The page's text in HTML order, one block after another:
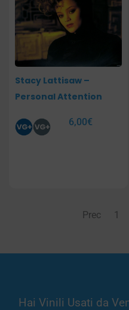
Stacy Lattisaw –
Personal Attention
6,00€
Prec 1
Hai Vinili Usati da